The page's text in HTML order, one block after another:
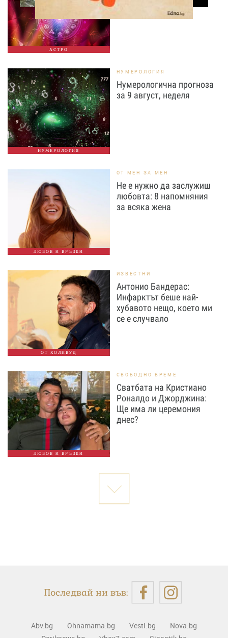
АСТРО
НУМЕРОЛОГИЯ
НУМЕРОЛОГИЯ
Нумерологична прогноза
за 9 август, неделя
ЛЮБОВ И ВРЪЗКИ
ОТ МЕН ЗА МЕН
Не е нужно да заслужиш
любовта: 8 напомняния
за всяка жена
ОТ ХОЛИВУД
ИЗВЕСТНИ
Антонио Бандерас:
Инфарктът беше най-
хубавото нещо, което ми
се е случвало
ЛЮБОВ И ВРЪЗКИ
СВОБОДНО ВРЕМЕ
Сватбата на Кристиано
Роналдо и Джорджина:
Ще има ли церемония
днес?
Последвай ни във:
Abv.bg Ohnamama.bg Vesti.bg
Nova.bg